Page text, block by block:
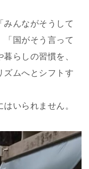
みんながそうして
「国がそう言って
らしの習慣を、
ズムへとシフトす
いられません。